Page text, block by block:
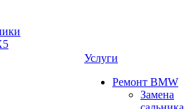
Услуги
Ремонт BMW
Замена